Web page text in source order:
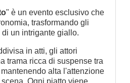
" è un evento esclusivo che
trasformando gli
un intrigante giallo.
in atti, gli attori
trama ricca di suspense tra
mantenendo alta l'attenzione
Ogni piatto viene